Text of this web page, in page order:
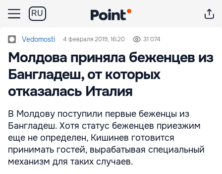
RU
Vedomosti 4 февраля 2019, 16:20 31 074
Молдова приняла беженцев из
Бангладеш, от которых
отказалась Италия
В Молдову поступили первые беженцы из
Бангладеш. Хотя статус беженцев приезжим
еще не определен, Кишинев готовится
принимать гостей, вырабатывая специальный
механизм для таких случаев.